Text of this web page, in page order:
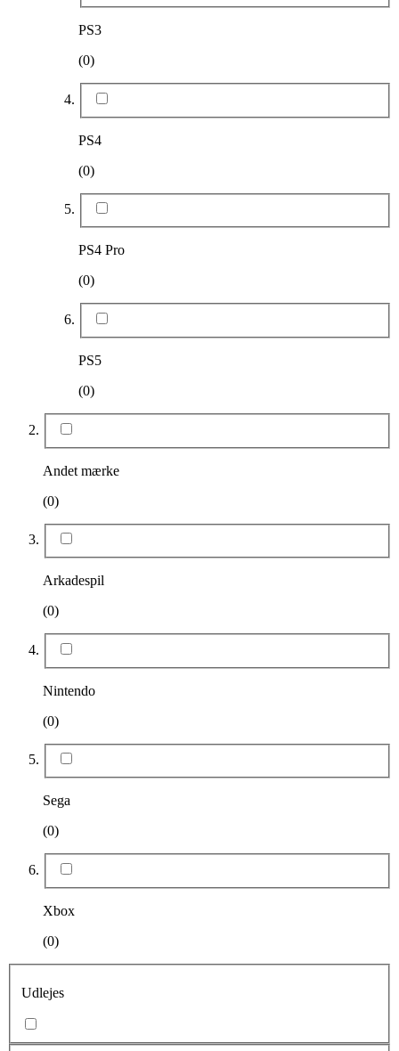
PS3
(0)
PS4
(0)
PS4 Pro
(0)
PS5
(0)
Andet mærke
(0)
Arkadespil
(0)
Nintendo
(0)
Sega
(0)
Xbox
(0)
Udlejes